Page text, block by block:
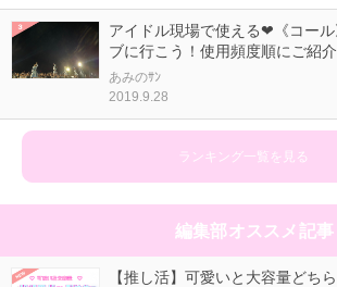
アイドル現場で使える❤《コー
ブに行こう！使用頻度順にご紹介
あみのｻﾝ
2019.9.28
ランキング一覧を見る
編集部オススメ記事
【推し活】可愛いと大容量どち